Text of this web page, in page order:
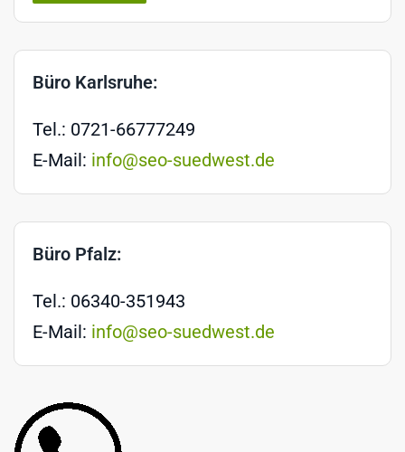
Büro Karlsruhe:
Tel.: 0721-66777249
E-Mail: info@seo-suedwest.de
Büro Pfalz:
Tel.: 06340-351943
E-Mail: info@seo-suedwest.de